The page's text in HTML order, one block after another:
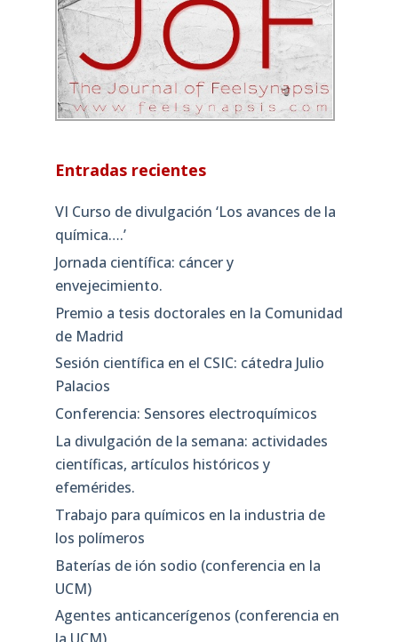
Entradas recientes
VI Curso de divulgación ‘Los avances de la
química….’
Jornada científica: cáncer y
envejecimiento.
Premio a tesis doctorales en la Comunidad
de Madrid
Sesión científica en el CSIC: cátedra Julio
Palacios
Conferencia: Sensores electroquímicos
La divulgación de la semana: actividades
científicas, artículos históricos y
efemérides.
Trabajo para químicos en la industria de
los polímeros
Baterías de ión sodio (conferencia en la
UCM)
Agentes anticancerígenos (conferencia en